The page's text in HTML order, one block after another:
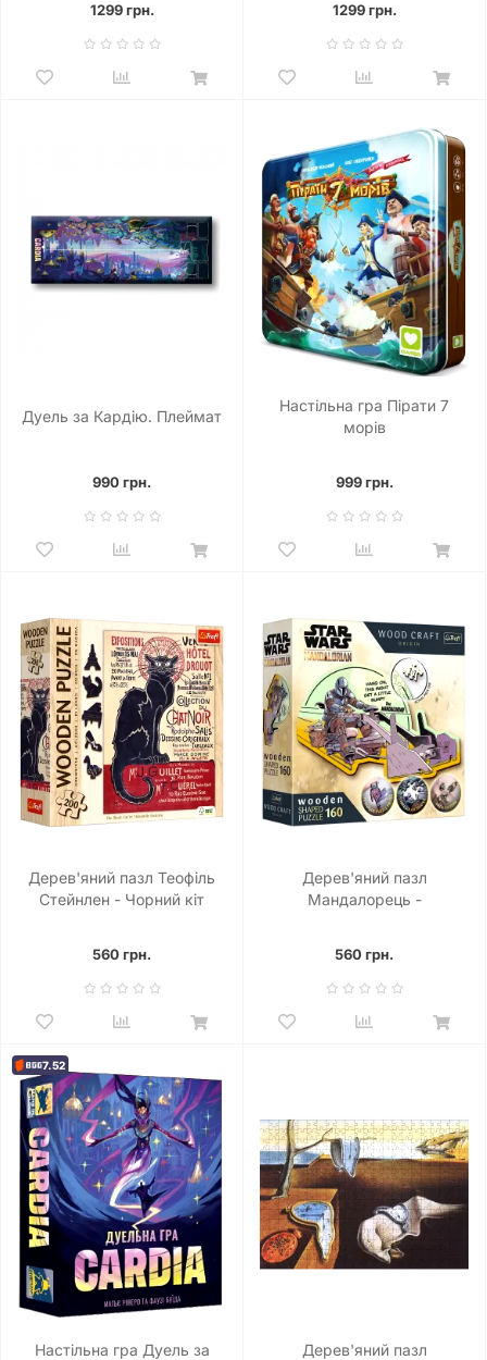
1299 грн. 1299 грн.
Дуель за Кардію. Плеймат
990 грн.
Настільна гра Пірати 7
морів
999 грн.
Дерев'яний пазл Теофіль
Стейнлен - Чорний кіт
560 грн.
Дерев'яний пазл
Мандалорець -
560 грн.
7.52
Настільна гра Дуель за
Дерев'яний пазл